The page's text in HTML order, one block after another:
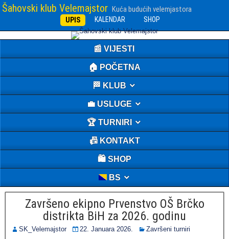
Šahovski klub Velemajstor Kuća budućih velemjastora
UPIS KALENDAR SHOP
📰 VIJESTI
🏠 POČETNA
🏁 KLUB
💼 USLUGE
🏆 TURNIRI
📠 KONTAKT
🛍️ SHOP
BS
Završeno ekipno Prvenstvo OŠ Brčko
distrikta BiH za 2026. godinu
SK_Velemajstor 22. Januara 2026. Završeni turniri